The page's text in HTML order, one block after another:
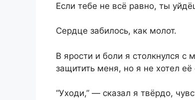
Если тебе не всё равно, ты
Сердце забилось, как молот.
В ярости и боли я столкнулся
защитить меня, но я не хотел её
“Уходи,” — сказал я твёрдо,